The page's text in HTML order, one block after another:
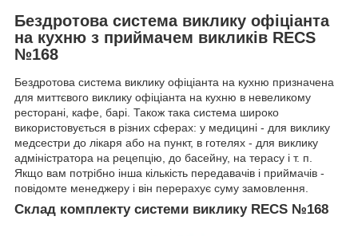
Бездротова система виклику офіціанта
на кухню з приймачем викликів RECS
№168
Бездротова система виклику офіціанта на кухню призначена
для миттєвого виклику офіціанта на кухню в невеликому
ресторані, кафе, барі. Також така система широко
використовується в різних сферах: у медицині - для виклику
медсестри до лікаря або на пункт, в готелях - для виклику
адміністратора на рецепцію, до басейну, на терасу і т. п.
Якщо вам потрібно інша кількість передавачів і приймачів -
повідомте менеджеру і він перерахує суму замовлення.
Склад комплекту системи виклику RECS №168